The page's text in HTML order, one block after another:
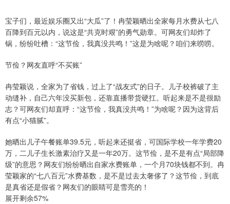
宝子们，最近娱乐圈又出“大瓜”了！冉莹颖晒出全家每月水费从七八
百降到百元以内，说这是“共克时艰”的勇气勋章。可网友们却炸了
锅，纷纷吐槽：“这节俭，我真没共鸣！”这是为啥呢？咱们来唠唠。
节俭？网友直呼“不买账”
冉莹颖说，全家为了省钱，过上了“战友式”的日子。儿子校裤破了主
动缝补，自己六年没买新包，还靠直播带货硬扛。听起来是不是很励
志？可网友们却直呼：“这节俭，我真没共鸣！”为啥呢？因为这背后
有点“小猫腻”。
她晒出儿子午餐账单39.5元，听起来还挺省，可国际学校一年学费20
万，二儿子生长激素治疗又是一年20万。这节俭，是不是有点“局部降
级”的意思？网友们纷纷晒出自家水费账单，一个月70块钱都不到。冉
莹颖家的“七八百元”水费基数，是不是过去太奢侈了？这节俭，到底
是真省还是假省？网友们的眼睛可是雪亮的！
展开剩余57%